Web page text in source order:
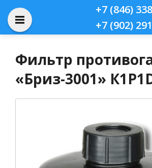
+7 (846)
+7 (902)
Фильтр
«Бриз-3001»